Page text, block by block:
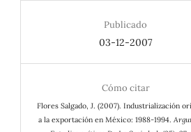
Publicado
03-12-2007
Cómo citar
Flores Salgado, J. (2007). Industrialización
a la exportación en México: 1988-1994.